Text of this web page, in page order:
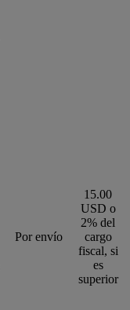
Por envío
15.00
USD o
2% del
cargo
fiscal, si
es
superior